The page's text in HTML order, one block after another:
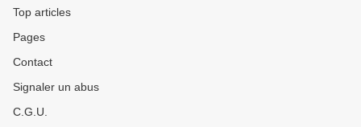
Top articles
Pages
Contact
Signaler un abus
C.G.U.